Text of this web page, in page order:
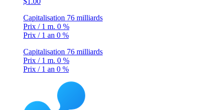
Capitalisation 76 milliards
Prix / 1 m. 0 %
Prix / 1 an 0 %
Capitalisation 76 milliards
Prix / 1 m. 0 %
Prix / 1 an 0 %